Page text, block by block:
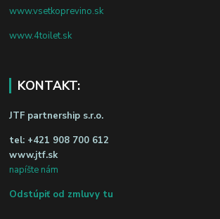
www.vsetkoprevino.sk
www.4toilet.sk
KONTAKT:
JTF partnership s.r.o.
tel: +421 908 700 612
www.jtf.sk
napíšte nám
Odstúpiť od zmluvy tu